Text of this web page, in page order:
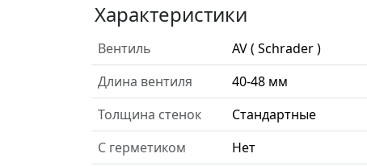
Характеристики
Вентиль
AV ( Schrader )
Длина вентиля
40-48 мм
Толщина стенок
Стандартные
С герметиком
Нет